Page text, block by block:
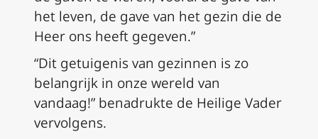
het leven, de gave van het gezin die de
Heer ons heeft gegeven.”
“Dit getuigenis van gezinnen is zo
belangrijk in onze wereld van
vandaag!” benadrukte de Heilige Vader
vervolgens.